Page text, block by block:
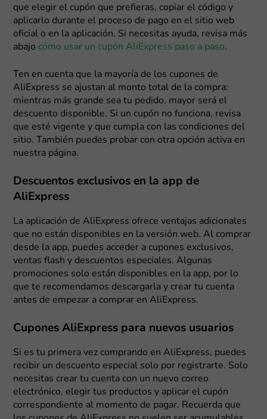
que elegir el cupón que prefieras, copiar el código y
aplicarlo durante el proceso de pago en el sitio web
oficial o en la aplicación. Si necesitas ayuda, revisa más
abajo cómo usar un cupón AliExpress paso a paso.
Ten en cuenta que la mayoría de los cupones de
AliExpress se ajustan al monto total de la compra:
mientras más grande sea tu pedido, mayor será el
descuento disponible. Si un cupón no funciona, revisa
que esté vigente y que cumpla con las condiciones del
sitio. También puedes probar con otra opción activa en
nuestra página.
Descuentos exclusivos en la app de
AliExpress
La aplicación de AliExpress ofrece ventajas adicionales
que no están disponibles en la versión web. Al comprar
desde la app, puedes acceder a cupones exclusivos,
ventas flash y descuentos especiales. Algunas
promociones solo están disponibles en la app, por lo
que te recomendamos descargarla y crear tu cuenta
antes de empezar a comprar en AliExpress.
Cupones AliExpress para nuevos usuarios
Si es tu primera vez comprando en AliExpress, puedes
recibir un descuento especial solo por registrarte. Solo
necesitas crear tu cuenta con un nuevo correo
electrónico, elegir tus productos y aplicar el cupón
correspondiente al momento de pagar. Recuerda que